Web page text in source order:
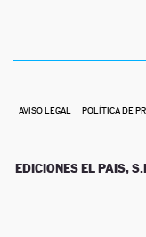
AVISO LEGAL POLÍTICA DE
EDICIONES EL PAIS,